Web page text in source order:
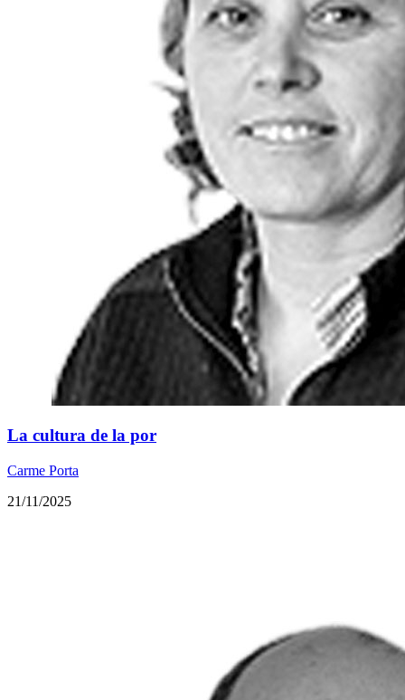
La cultura de la por
Carme Porta
21/11/2025